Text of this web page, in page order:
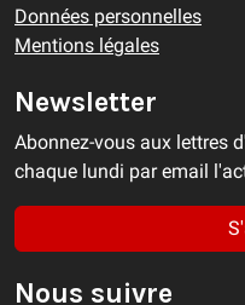
Données personnelles
Mentions légales
Newsletter
Abonnez-vous aux lettres
chaque lundi par email
Nous suivre